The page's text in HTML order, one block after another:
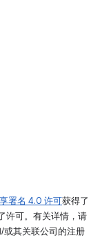
署名 4.0 许可获得了
许可。有关详情，请
其关联公司的注册